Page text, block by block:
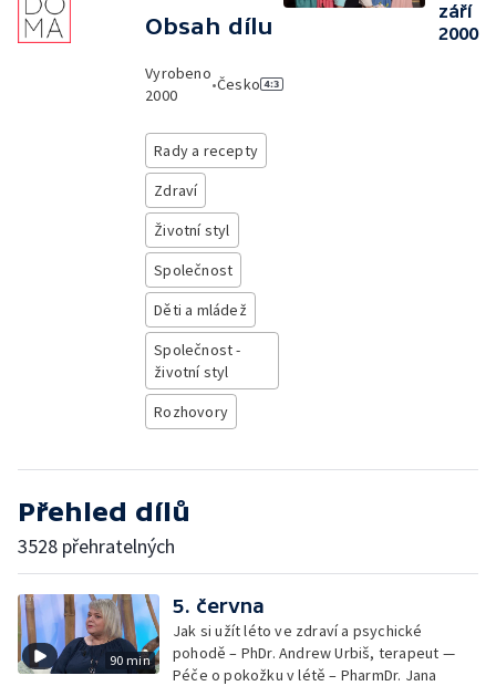
Obsah dílu
Vyrobeno
2000
•Česko
Rady a recepty
Zdraví
Životní styl
Společnost
Děti a mládež
Společnost -
životní styl
Rozhovory
září
2000
Přehled dílů
3528 přehratelných
90 min
5. června
Jak si užít léto ve zdraví a psychické
pohodě – PhDr. Andrew Urbiš, terapeut —
Péče o pokožku v létě – PharmDr. Jana